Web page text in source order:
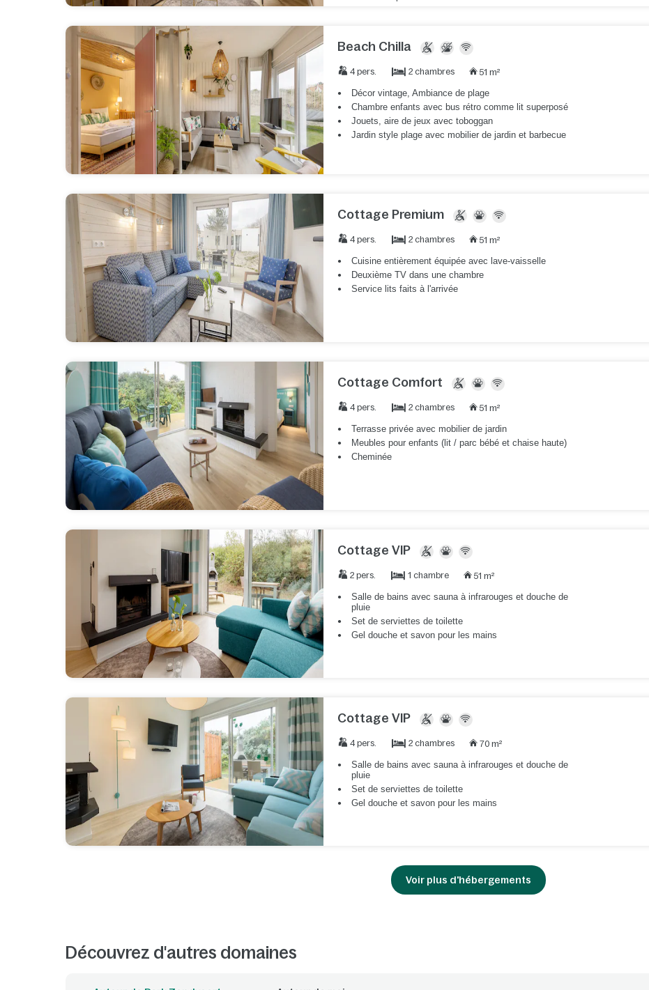
Beach Chilla
4 pers. 2 chambres 51 m²
Décor vintage, Ambiance de plage
Chambre enfants avec bus rétro comme lit superposé
Jouets, aire de jeux avec toboggan
Jardin style plage avec mobilier de jardin et barbecue
Cottage Premium
4 pers. 2 chambres 51 m²
Cuisine entièrement équipée avec lave-vaisselle
Deuxième TV dans une chambre
Service lits faits à l'arrivée
Cottage Comfort
4 pers. 2 chambres 51 m²
Terrasse privée avec mobilier de jardin
Meubles pour enfants (lit / parc bébé et chaise haute)
Cheminée
Cottage VIP
2 pers. 1 chambre 51 m²
Salle de bains avec sauna à infrarouges et douche de
pluie
Set de serviettes de toilette
Gel douche et savon pour les mains
Cottage VIP
4 pers. 2 chambres 70 m²
Salle de bains avec sauna à infrarouges et douche de
pluie
Set de serviettes de toilette
Gel douche et savon pour les mains
Voir plus d'hébergements
Découvrez d'autres domaines